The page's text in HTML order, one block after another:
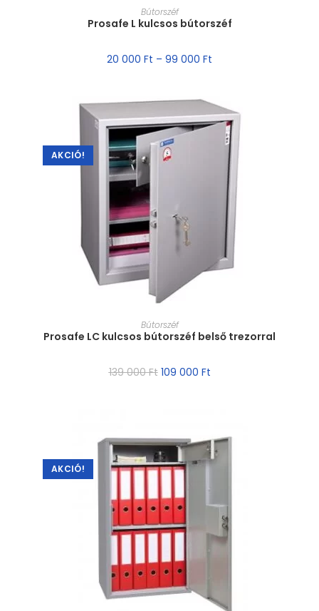
MÉRET VÁLASZTÁSA
Bútorszéf
Prosafe L kulcsos bútorszéf
20 000 Ft – 99 000 Ft
AKCIÓ!
MÉRET VÁLASZTÁSA
Bútorszéf
Prosafe LC kulcsos bútorszéf belső trezorral
139 000Ft 109 000 Ft
AKCIÓ!